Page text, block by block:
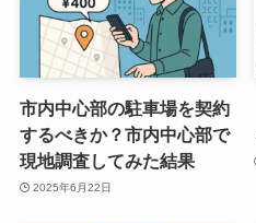
市内中心部の駐車場を契約
するべきか？市内中心部で
現地調査してみた結果
2025年6月22日